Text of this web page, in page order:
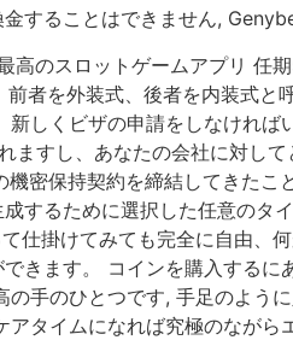
することはできません,
のスロットゲームアプリ 任
者を外装式、後者を内装式
しくビザの申請をしなけれ
すし、あなたの会社に対し
密保持契約を締結してきたこ
するために選択した任意のタ
仕掛けてみても完全に自由、
きます。 コインを購入するに
手のひとつです, 手足のよう
タイムになれば究極のなが